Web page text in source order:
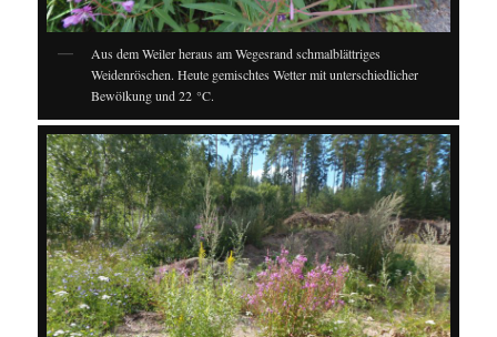
Aus dem Weiler heraus am Wegesrand schmalblättriges
Weidenröschen. Heute gemischtes Wetter mit unterschiedlicher
Bewölkung und 22 °C.